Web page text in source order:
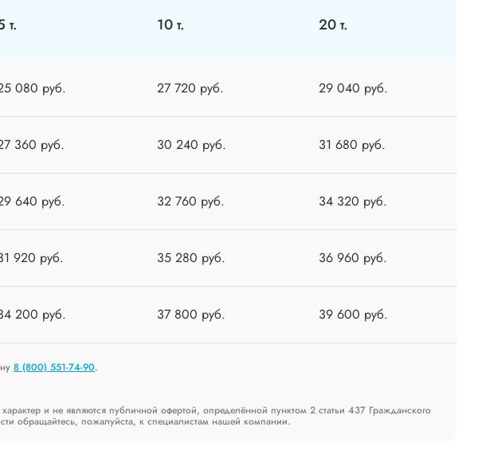
т. 10 т. 20 т.
080 руб. 27 720 руб. 29 040 руб.
360 руб. 30 240 руб. 31 680 руб.
640 руб. 32 760 руб. 34 320 руб.
920 руб. 35 280 руб. 36 960 руб.
200 руб. 37 800 руб. 39 600 руб.
8 (800) 551-74-90.
и не являются публичной офертой, определённой пунктом 2 статьи 437 Гражданского
обращайтесь, пожалуйста, к специалистам нашей компании.